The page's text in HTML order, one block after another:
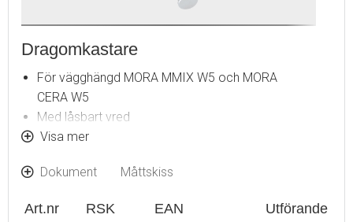
Dragomkastare
För vägghängd MORA MMIX W5 och MORA
CERA W5
Med låsbart vred
Med pipnippel och backventil
Visa mer
Dokument Måttskiss
Art.nr RSK EAN Utförande